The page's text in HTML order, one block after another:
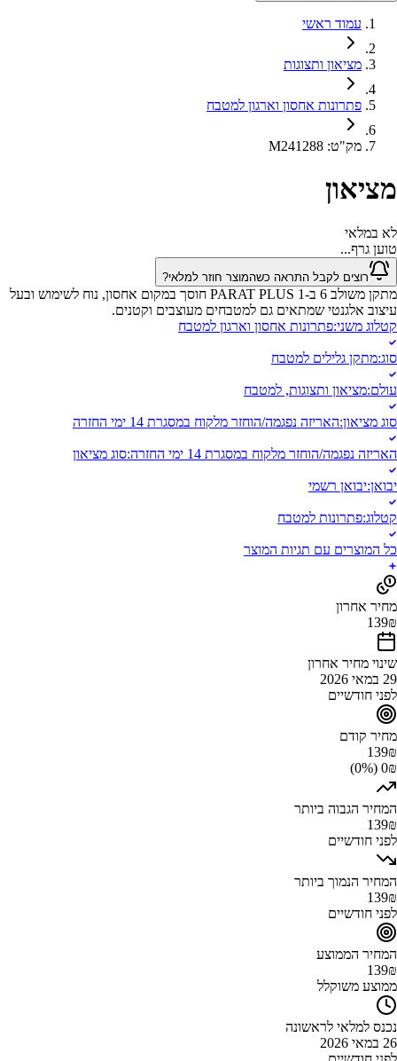
עמוד ראשי
מציאון ותצוגות
פתרונות אחסון וארגון למטבח
מק"ט:
M241288
מציאון
לא במלאי
טוען גרף...
רוצים לקבל התראה כשהמוצר חוזר למלאי?
מתקן משולב 6 ב-1 PARAT PLUS חוסך במקום אחסון, נוח לשימוש ובעל
עיצוב אלגנטי שמתאים גם למטבחים מעוצבים וקטנים.
קטלוג משני:פתרונות אחסון וארגון למטבח
סוג:מתקן גלילים למטבח
עולם:מציאון ותצוגות, למטבח
סוג מציאון:האריזה נפגמה/הוחזר מלקוח במסגרת 14 ימי החזרה
האריזה נפגמה/הוחזר מלקוח במסגרת 14 ימי החזרה :סוג מציאון
יבואן:יבואן רשמי
קטלוג:פתרונות למטבח
כל המוצרים עם תגיות המוצר
מחיר אחרון
139₪
שינוי מחיר אחרון
29 במאי 2026
לפני חודשיים
מחיר קודם
139₪
0₪ (0%)
המחיר הגבוה ביותר
139₪
לפני חודשיים
המחיר הנמוך ביותר
139₪
לפני חודשיים
המחיר הממוצע
139₪
ממוצע משוקלל
נכנס למלאי לראשונה
26 במאי 2026